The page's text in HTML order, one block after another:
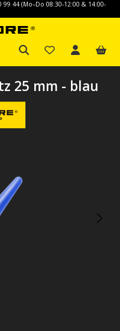
44 (Mo–Do 08:30-12:00 & 14:00-
25 mm - blau